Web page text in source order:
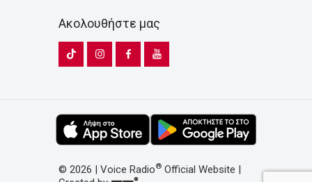
Ακολουθήστε μας
© 2026 | Voice Radio® Official Website |